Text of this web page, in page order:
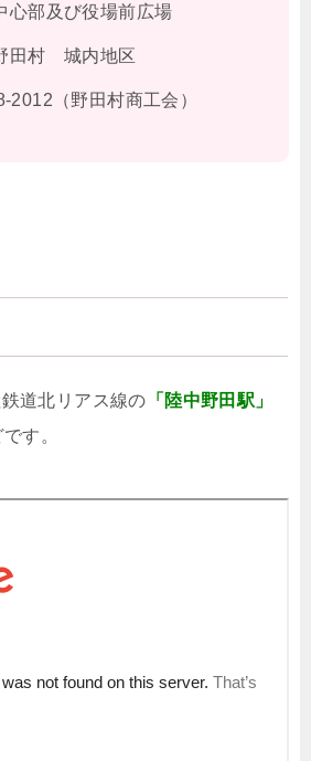
心部及び役場前広場
田村 城内地区
2012（野田村商工会）
道北リアス線の 「陸中野田駅」
す。